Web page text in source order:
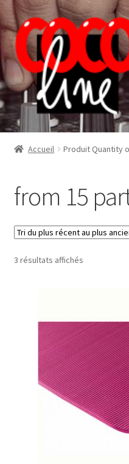
Aller
à
la
navigation
Aller
au
contenu
Shop
Accueil Produit Quantity
from 15
3 résultats affichésTrié
plus
ancien